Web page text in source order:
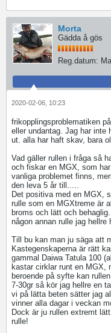
Morta
Gädda å gös
Reg.datum:
2020-02-06, 10:23
frikopplingsproblematiken
eller undantag. Jag har inte
ut. alla har haft skav, bara
Vad gäller rullen i fråga så
och fiskar en MGX, som
vanliga problemet finns,
den leva 5 år till.....
Det positiva med en MGX,
rulle som en MGXtreme är
broms och lätt och
någon annan rulle jag hellre
Till bu kan man ju säga att
Kastegenskaperna är rätt
gammal Daiwa Tatula 100
kastar cirklar runt en MGX,
beroende på syfte kan
7-30gr så kör jag hellre en
vi på lätta beten sätter jag
vinner alla dagar i veckan
Dock är ju rullen extremt
rulle!